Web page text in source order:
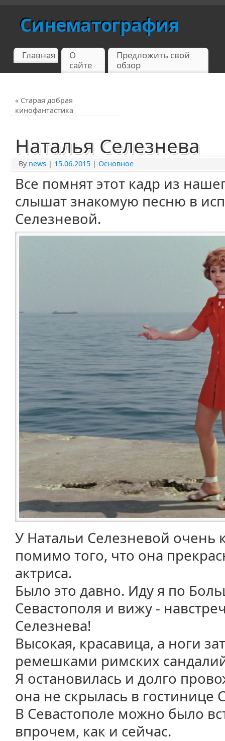
Синематография
Главная
О
сайте
Предложить свой
обзор
« Старая добрая
кинофантастика
Наталья Селезнева
By news | 15.06.2015 | Основное
Все помнят этот кадр из
слышат знакомую песню в
Селезневой.
У Натальи Селезневой очень
помимо того, что она
актриса.
Было это давно. Иду я по
Севастополя и вижу -
Селезнева!
Высокая, красавица, а ноги
ремешками римских
Я остановилась и долго
она не скрылась в гостинице
В Севастополе можно было
впрочем, как и сейчас.